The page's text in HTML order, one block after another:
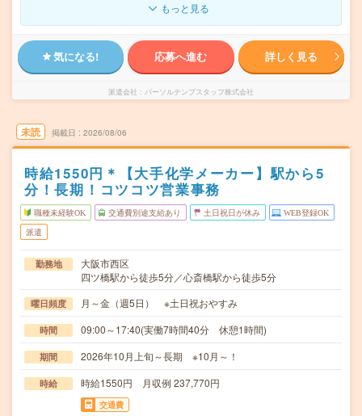
もっと見る
気になる! 応募へ進む 詳しく見る
派遣会社 パーソルテンプスタッフ株式会社
未読 掲載日 2026/08/06
時給1550円＊【大手化学メーカー】駅から5
分！長期！コツコツ営業事務
職種未経験OK 交通費別途支給あり 土日祝日が休み WEB登録OK
派遣
勤務地
大阪市西区
四ツ橋駅から徒歩5分／心斎橋駅から徒歩5分
曜日頻度 月～金（週5日） ※土日祝おやすみ
時間 09:00～17:40(実働7時間40分 休憩1時間)
期間 2026年10月上旬～長期 ※10月～！
時給 時給1550円 月収例 237,770円
交通費